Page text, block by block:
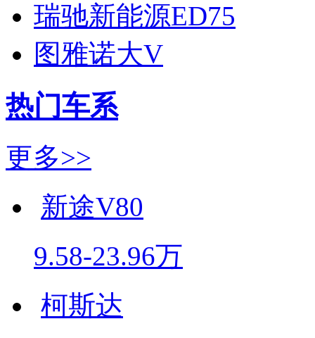
瑞驰新能源ED75
图雅诺大V
热门车系
更多>>
新途V80
9.58-23.96万
柯斯达